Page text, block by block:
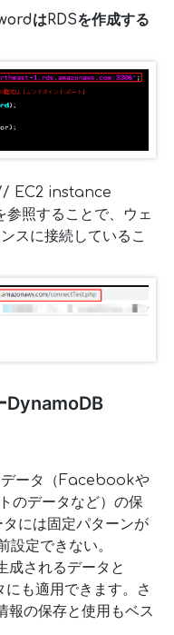
はRDSを作成する
EC2 instance
照することで、ウェ
スに接続しているこ
DynamoDB
データ（Facebookや
のデータなど）の保
には固定パターンが
設定できない。
されるデータと
も適用できます。さ
の保存と使用もベス